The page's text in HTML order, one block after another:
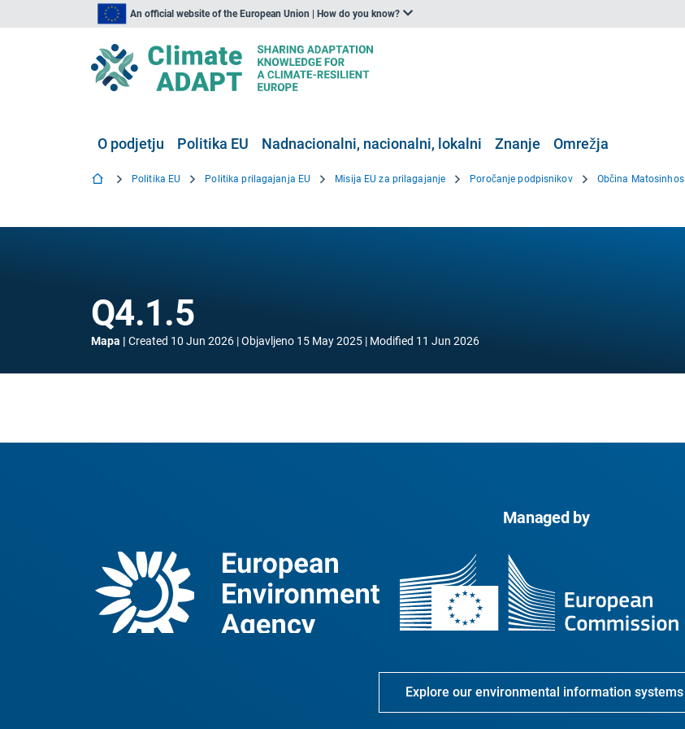
An official website of the European Union | How do you know?
O podjetju Politika EU Nadnacionalni, nacionalni, lokalni Znanje Omrežja
Politika EU Politika prilagajanja EU Misija EU za prilagajanje Poročanje podpisnikov Občina Matosinhos
Q4.1.5
Mapa Created 10 Jun 2026 Objavljeno 15 May 2025 Modified 11 Jun 2026
Managed by
Explore our environmental information systems